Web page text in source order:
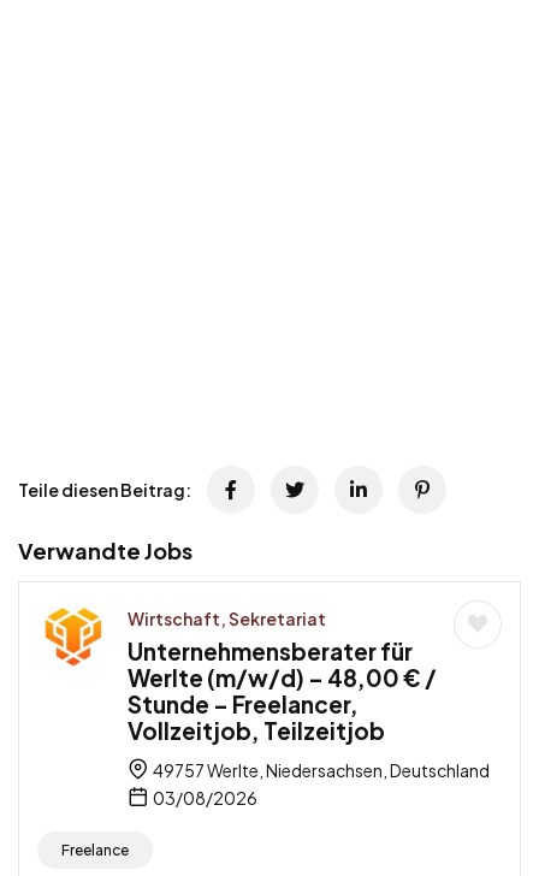
Teile diesen Beitrag:
Verwandte Jobs
Wirtschaft, Sekretariat
Unternehmensberater für
Werlte (m/w/d) – 48,00 € /
Stunde – Freelancer,
Vollzeitjob, Teilzeitjob
49757 Werlte, Niedersachsen, Deutschland
03/08/2026
Freelance